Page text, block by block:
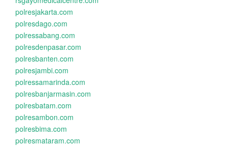
polresjakarta.com
polresdago.com
polressabang.com
polresdenpasar.com
polresbanten.com
polresjambi.com
polressamarinda.com
polresbanjarmasin.com
polresbatam.com
polresambon.com
polresbima.com
polresmataram.com